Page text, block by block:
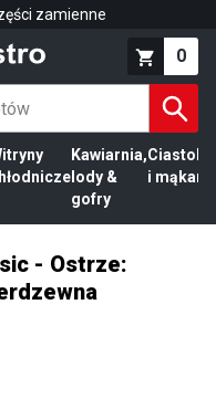
zamienne
0
Kawiarnia,
lody &
gofry
Ciasto
i mąka
- Ostrze: